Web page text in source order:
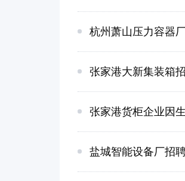
杭州萧山压力容器
张家港大新集装箱
张家港货柜企业因
盐城智能设备厂招